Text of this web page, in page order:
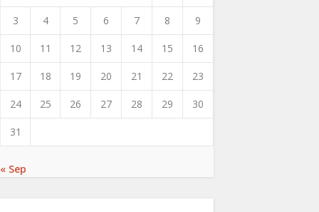
3 4 5 6 7 8 9
10 11 12 13 14 15 16
17 18 19 20 21 22 23
24 25 26 27 28 29 30
31
« Sep